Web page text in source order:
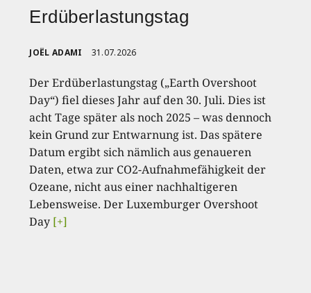
Erdüberlastungstag
JOËL ADAMI 31.07.2026
Der Erdüberlastungstag („Earth Overshoot
Day“) fiel dieses Jahr auf den 30. Juli. Dies ist
acht Tage später als noch 2025 – was dennoch
kein Grund zur Entwarnung ist. Das spätere
Datum ergibt sich nämlich aus genaueren
Daten, etwa zur CO2-Aufnahmefähigkeit der
Ozeane, nicht aus einer nachhaltigeren
Lebensweise. Der Luxemburger Overshoot
Day [+]